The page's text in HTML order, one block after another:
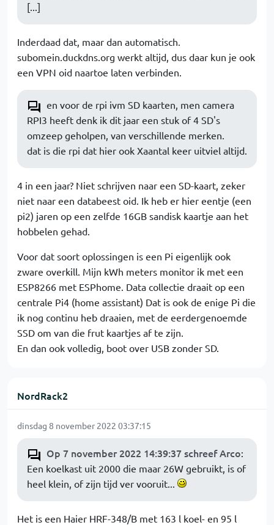
[...]
Inderdaad dat, maar dan automatisch.
subomein.duckdns.org werkt altijd, dus daar kun je ook
een VPN oid naartoe laten verbinden.
en voor de rpi ivm SD kaarten, men camera
RPI3 heeft denk ik dit jaar een stuk of 4 SD's
omzeep geholpen, van verschillende merken.
dat is die rpi dat hier ook Xaantal keer uitviel altijd.
4 in een jaar? Niet schrijven naar een SD-kaart, zeker
niet naar een databeest oid. Ik heb er hier eentje (een
pi2) jaren op een zelfde 16GB sandisk kaartje aan het
hobbelen gehad.
Voor dat soort oplossingen is een Pi eigenlijk ook
zware overkill. Mijn kWh meters monitor ik met een
ESP8266 met ESPhome. Data collectie draait op een
centrale Pi4 (home assistant) Dat is ook de enige Pi die
ik nog continu heb draaien, met de eerdergenoemde
SSD om van die frut kaartjes af te zijn.
En dan ook volledig, boot over USB zonder SD.
NordRack2
dinsdag 8 november 2022 03:37:15
Op 7 november 2022 14:39:37 schreef Arco:
Een koelkast uit 2000 die maar 26W gebruikt, is of
heel klein, of zijn tijd ver vooruit...
Het is een Haier HRF-348/B met 163 l koel- en 95 l